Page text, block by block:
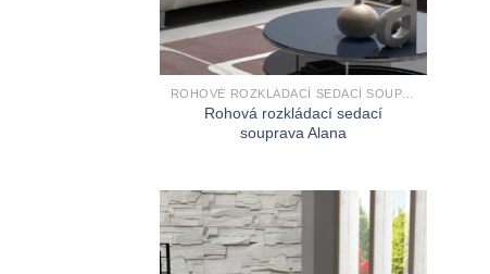
Rohová rozkládací sedací
souprava Alana